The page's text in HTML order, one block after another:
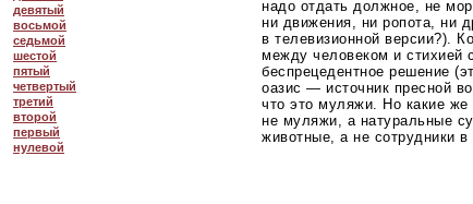
девятый
восьмой
седьмой
шестой
пятый
четвертый
третий
второй
первый
нулевой
надо отдать должное, не
ни движения, ни ропота, ни
в телевизионной версии?).
между человеком и стихией
беспрецедентное решение
оазис — источник пресной
что это муляжи. Но какие же
не муляжи, а натуральные
животные, а не сотрудники в